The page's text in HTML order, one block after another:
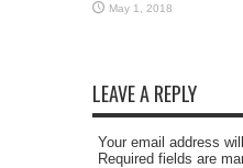
May 1, 2018
LEAVE A REPLY
Your email address
Required fields are